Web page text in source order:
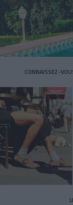
CONNAISSEZ-